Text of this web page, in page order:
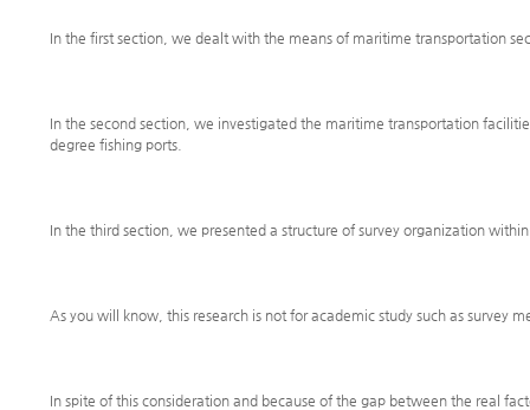
In the first section, we dealt with the means of maritime transportation
In the second section, we investigated the maritime transportation
degree fishing ports.
In the third section, we presented a structure of survey organization
As you will know, this research is not for academic study such as
In spite of this consideration and because of the gap between the real